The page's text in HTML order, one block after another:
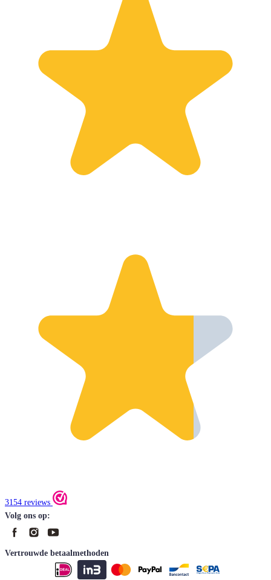
3154 reviews
Volg ons op:
Vertrouwde betaalmethoden